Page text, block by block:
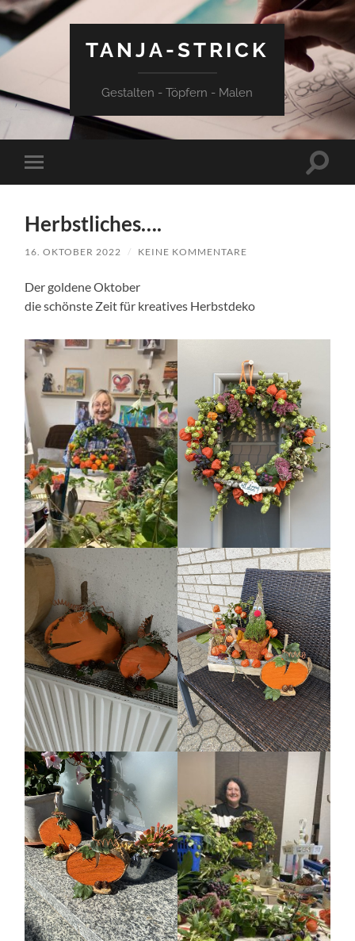
TANJA-STRICK
Gestalten - Töpfern - Malen
Mobile-
Menü
Herbstliches….
16. OKTOBER 2022 / KEINE KOMMENTARE
Der goldene Oktober
die schönste Zeit für kreatives Herbstdeko